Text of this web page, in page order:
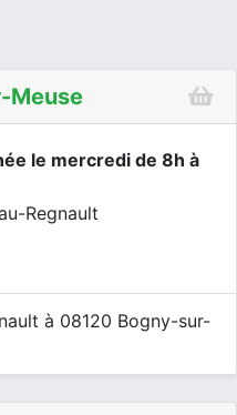
Meuse
le mercredi de 8h à
Regnault
à 08120 Bogny-sur-